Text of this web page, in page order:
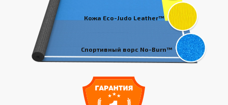
Кожа Eco-Judo Leather™
Спортивный ворс No-Burn™